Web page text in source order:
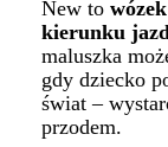
New to
kierunku
maluszka
gdy dziecko
świat –
przodem.